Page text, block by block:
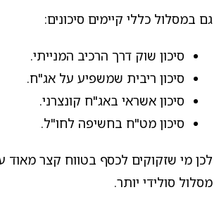
גם במסלול כללי קיימים סיכונים:
סיכון שוק דרך הרכיב המנייתי.
סיכון ריבית שמשפיע על אג"ח.
סיכון אשראי באג"ח קונצרני.
סיכון מט"ח בחשיפה לחו"ל.
לכן מי שזקוקים לכסף בטווח קצר מאוד
מסלול סולידי יותר.